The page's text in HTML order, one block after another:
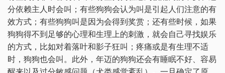
分依赖主人时会叫；有些狗狗会认为叫是引起人们注意的有
效方式；有些狗狗叫是因为会得到奖赏；还有些时候，如果
狗狗得不到足够的心理和生理上的刺激，就会自己寻找娱乐
的方式，比如对着落叶和影子狂叫；疼痛或是有生理不适
时，狗狗也会叫。此外，年迈的狗狗还会有睡眠不好、容易